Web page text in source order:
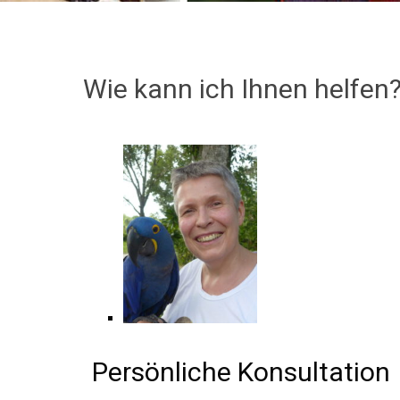
Wie kann ich Ihnen
Persönliche Konsultation